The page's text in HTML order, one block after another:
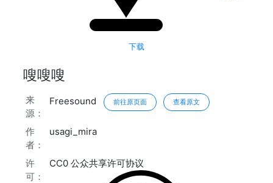
下载
嗖嗖嗖
来
源：
Freesound 前往原页面 查看原文
作
者：
usagi_mira
许
可：
CC0 公众共享许可协议